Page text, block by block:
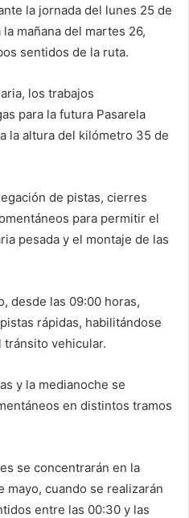
la jornada del lunes 25 de
mañana del martes 26,
sentidos de la ruta.
los trabajos
para la futura Pasarela
la altura del kilómetro 35 de
de pistas, cierres
para permitir el
pesada y el montaje de las
desde las 09:00 horas,
rápidas, habilitándose
tránsito vehicular.
y la medianoche se
en distintos tramos
se concentrarán en la
mayo, cuando se realizarán
entre las 00:30 y las